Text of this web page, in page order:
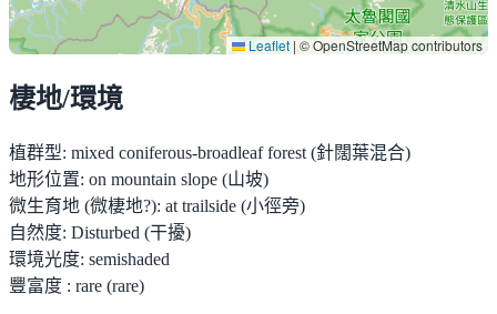
Leaflet | © OpenStreetMap contributors
棲地/環境
植群型: mixed coniferous-broadleaf forest (針闊葉混合)
地形位置: on mountain slope (山坡)
微生育地 (微棲地?): at trailside (小徑旁)
自然度: Disturbed (干擾)
環境光度: semishaded
豐富度 : rare (rare)